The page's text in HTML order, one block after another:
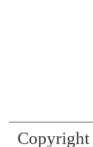
Copyright